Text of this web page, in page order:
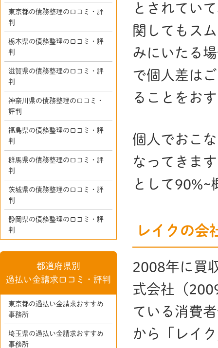
とされてい
関してもス
みにいたる
で個人差は
ることをお
個人でおこ
なってきま
として90%~
レイクの会
2008年に買
式会社（
ている消費
から「レイ
東京都の債務整理の口コミ・評
判
栃木県の債務整理の口コミ・評
判
滋賀県の債務整理の口コミ・評
判
神奈川県の債務整理の口コミ・
評判
福島県の債務整理の口コミ・評
判
群馬県の債務整理の口コミ・評
判
茨城県の債務整理の口コミ・評
判
静岡県の債務整理の口コミ・評
判
都道府県別
過払い金請求口コミ・評判
東京都の過払い金請求おすすめ
事務所
埼玉県の過払い金請求おすすめ
事務所